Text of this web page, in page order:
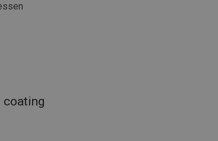
coating